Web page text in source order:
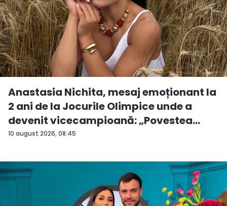
10 august 2026, 08:45
Anastasia Nichita, mesaj emoționant la
2 ani de la Jocurile Olimpice unde a
devenit vicecampioană: „Povestea
mea...